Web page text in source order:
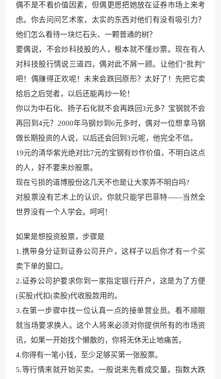
偶不是不看价值因素，但偶更愿把她放在证券市场上来考
虑。你去问问艺术家，太实的东西对他们有没有吸引力？
他们怎么看待一块烂石头、一颗普通的树？
要偶说，不会炒科技股的人，根本就不懂炒票。现在有人
对科技股行情说三道四，偶对此不屑一顾。让他们“批判”
吧！偶赚得正欢呢！未来会跌回原形？太好了！先把它卖
给后之后觉者，以后还能再炒一轮！
你以为中石化、扬子石化就不会再跌回3元多？宝钢就不会
再回到4元？2000年马钢炒到6元多时，偶对一位想拿马钢
做长期投资的人说，以后还会回到3元呢，他完全不信。
19元的清华紫光绝对比7元的宝钢有炒作价值，不明白这点
的人，好不要来炒股票。
现在亏损的道博股份这几天不也是让大家弄不明白吗?
对股票没有艺术上的认识，你就只能学巴菲特——当然全
世界没有一个人学会。呵呵！
如果是想投资股票，步骤是
1.携带身分证到证券公司开户，这样子以后你才有一个买
卖下单的窗口。
2.证券公司护要求你到一家指定银行开户，这是为了方便
(买股)代扣(卖股)代收股款用的。
3.在第一步骤中找一位认真一点的接单营业员。看不顺眼
就当场要求换人。这个人将来必须对你提供所有的市场资
讯，如果一开始找个懒散的，你将无休无止地痛苦。
4.你得有一笔小钱，至少足够买第一张股票。
5.等行情来就开始买卖。一般说来先看成交量，指数大跌